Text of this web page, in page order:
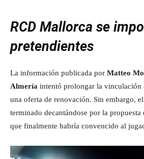
RCD Mallorca se
pretendientes
La información publicada por Matteo
Almería intentó prolongar la vinculación
una oferta de renovación. Sin embargo,
terminado decantándose por la propuesta
que finalmente habría convencido al